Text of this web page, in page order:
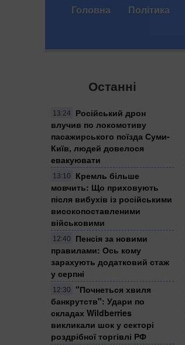
Головна Політика
Останні
13:24
Російський дрон
влучив по локомотиву
пасажирського поїзда Суми-
Київ, людей довелося
евакуювати
13:10
Кремль більше
мовчить: Що приховують
після вибухів із російськими
високопоставленими
військовими
12:40
Пенсія за новими
правилами: Ось кому
зарахують додатковий стаж
у серпні
12:30
"Почнеться хвиля
банкрутств": Удари по
складах Wildberries
викликали шок у секторі
роздрібної торгівлі РФ